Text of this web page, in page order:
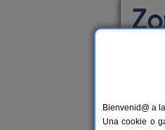
Bienvenid@ a
Una cookie o